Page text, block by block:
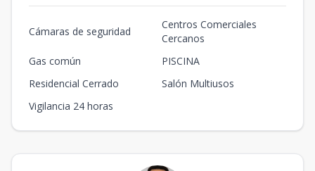
Cámaras de seguridad
Centros Comerciales
Cercanos
Gas común
PISCINA
Residencial Cerrado
Salón Multiusos
Vigilancia 24 horas